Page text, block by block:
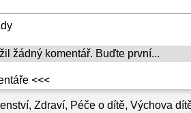
, Zdraví, Péče o dítě, Výchova
žádný komentář. Buďte první...
<<<